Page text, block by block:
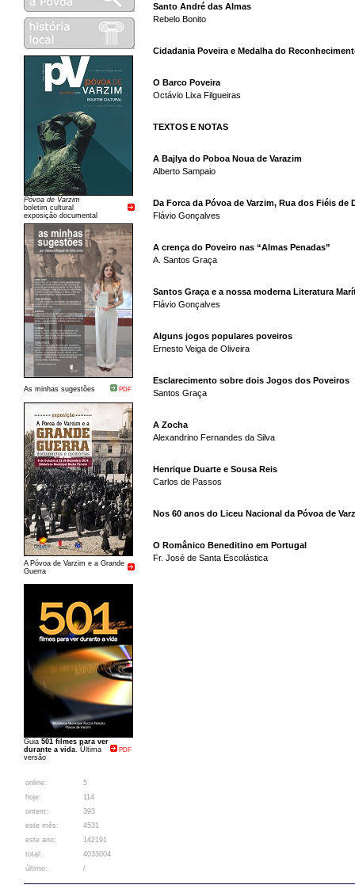
Póvoa de Varzim
boletim cultural
exposição documental
As minhas sugestões PDF
A Póvoa de Varzim e a Grande
Guerra
Guia 501 filmes para ver
durante a vida. Última
versão
PDF
online:
5
hoje:
114
ontem:
393
este mês:
4531
este ano:
142191
total:
4033004
último:
/
Santo André das Almas
Rebelo Bonito
Cidadania Poveira e Medalha do
O Barco Poveira
Octávio Lixa Filgueiras
TEXTOS E NOTAS
A Bajlya do Poboa Noua de Varazim
Alberto Sampaio
Da Forca da Póvoa de Varzim, Rua dos Fiéis de
Flávio Gonçalves
A crença do Poveiro nas “Almas Penadas”
A. Santos Graça
Santos Graça e a nossa moderna Literatura
Flávio Gonçalves
Alguns jogos populares poveiros
Ernesto Veiga de Oliveira
Esclarecimento sobre dois Jogos dos Poveiros
Santos Graça
A Zocha
Alexandrino Fernandes da Silva
Henrique Duarte e Sousa Reis
Carlos de Passos
Nos 60 anos do Liceu Nacional da Póvoa de
O Românico Beneditino em Portugal
Fr. José de Santa Escolástica